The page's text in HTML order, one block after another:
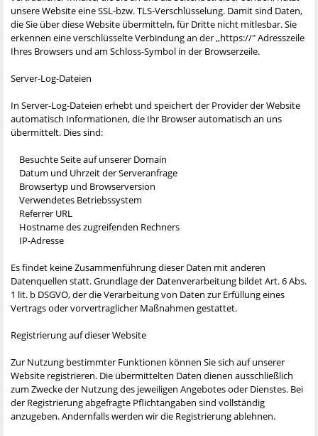
unsere Website eine SSL-bzw. TLS-Verschlüsselung. Damit sind Daten,
die Sie über diese Website übermitteln, für Dritte nicht mitlesbar. Sie
erkennen eine verschlüsselte Verbindung an der ,,https://" Adresszeile
Ihres Browsers und am Schloss-Symbol in der Browserzeile.
Server-Log-Dateien
In Server-Log-Dateien erhebt und speichert der Provider der Website
automatisch Informationen, die Ihr Browser automatisch an uns
übermittelt. Dies sind:
Besuchte Seite auf unserer Domain
Datum und Uhrzeit der Serveranfrage
Browsertyp und Browserversion
Verwendetes Betriebssystem
Referrer URL
Hostname des zugreifenden Rechners
IP-Adresse
Es findet keine Zusammenführung dieser Daten mit anderen
Datenquellen statt. Grundlage der Datenverarbeitung bildet Art. 6 Abs.
1 lit. b DSGVO, der die Verarbeitung von Daten zur Erfüllung eines
Vertrags oder vorvertraglicher Maßnahmen gestattet.
Registrierung auf dieser Website
Zur Nutzung bestimmter Funktionen können Sie sich auf unserer
Website registrieren. Die übermittelten Daten dienen ausschließlich
zum Zwecke der Nutzung des jeweiligen Angebotes oder Dienstes. Bei
der Registrierung abgefragte Pflichtangaben sind vollständig
anzugeben. Andernfalls werden wir die Registrierung ablehnen.